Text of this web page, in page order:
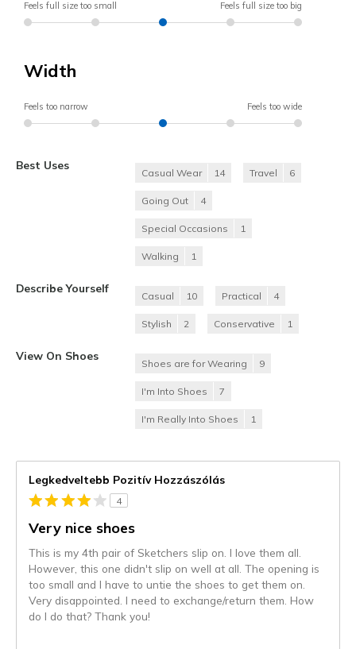
Feels full size too small Feels full size too big
Width
Feels too narrow Feels too wide
Best Uses
Casual Wear 14 Travel 6
Going Out 4
Special Occasions 1
Walking 1
Describe Yourself
Casual 10 Practical 4
Stylish 2 Conservative 1
View On Shoes
Shoes are for Wearing 9
I'm Into Shoes 7
I'm Really Into Shoes 1
Legkedveltebb Pozitív Hozzászólás
4
Very nice shoes
This is my 4th pair of Sketchers slip on. I love them all.
However, this one didn't slip on well at all. The opening is
too small and I have to untie the shoes to get them on.
Very disappointed. I need to exchange/return them. How
do I do that? Thank you!